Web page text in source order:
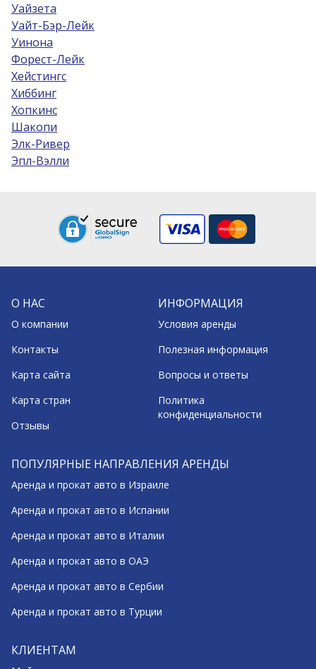
Уайзета
Уайт-Бэр-Лейк
Уинона
Форест-Лейк
Хейстингс
Хиббинг
Хопкинс
Шакопи
Элк-Ривер
Эпл-Вэлли
О НАС
О компании
Контакты
Карта сайта
Карта стран
Отзывы
ИНФОРМАЦИЯ
Условия аренды
Полезная информация
Вопросы и ответы
Политика
конфиденциальности
ПОПУЛЯРНЫЕ НАПРАВЛЕНИЯ АРЕНДЫ
Аренда и прокат авто в Израиле
Аренда и прокат авто в Испании
Аренда и прокат авто в Италии
Аренда и прокат авто в ОАЭ
Аренда и прокат авто в Сербии
Аренда и прокат авто в Турции
КЛИЕНТАМ